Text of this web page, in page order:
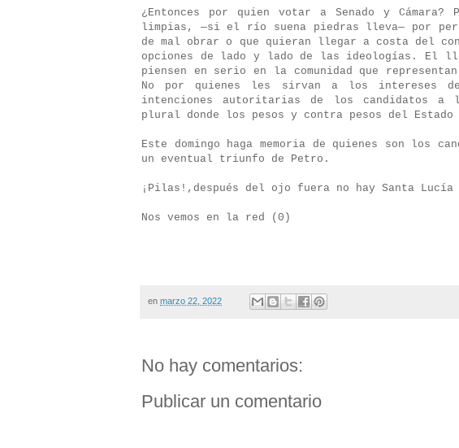
¿Entonces por quien votar a Senado y Cámara?
limpias, —si el río suena piedras lleva— por
de mal obrar o que quieran llegar a costa del
opciones de lado y lado de las ideologías. El
piensen en serio en la comunidad que
No por quienes les sirvan a los intereses
intenciones autoritarias de los candidatos a
plural donde los pesos y contra pesos del Estado
Este domingo haga memoria de quienes son los
un eventual triunfo de Petro.
¡Pilas!,después del ojo fuera no hay Santa Lucía
Nos vemos en la red (0)
en marzo 22, 2022
No hay comentarios:
Publicar un comentario